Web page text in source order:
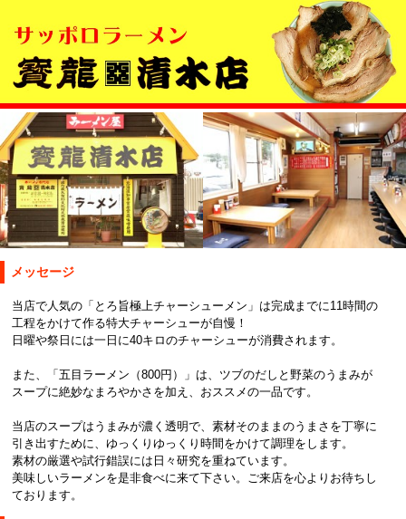
メッセージ
当店で人気の「とろ旨極上チャーシューメン」は完成までに11時間の
工程をかけて作る特大チャーシューが自慢！
日曜や祭日には一日に40キロのチャーシューが消費されます。
また、「五目ラーメン（800円）」は、ツブのだしと野菜のうまみが
スープに絶妙なまろやかさを加え、おススメの一品です。
当店のスープはうまみが濃く透明で、素材そのままのうまさを丁寧に
引き出すために、ゆっくりゆっくり時間をかけて調理をします。
素材の厳選や試行錯誤には日々研究を重ねています。
美味しいラーメンを是非食べに来て下さい。ご来店を心よりお待ちし
ております。